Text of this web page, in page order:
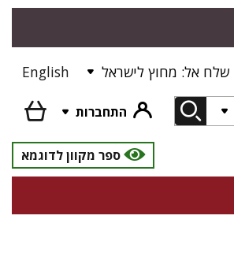
שלח אל: מחוץ לישראל English
התחברות
ספר מקוון לדוגמא